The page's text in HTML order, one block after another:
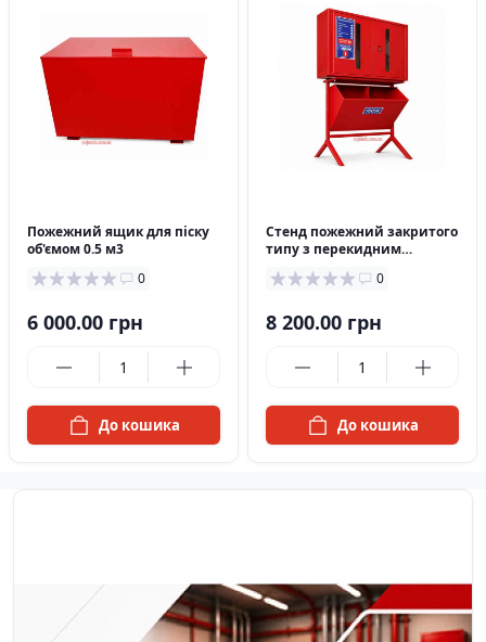
Пожежний ящик для піску
об'ємом 0.5 м3
0
6 000.00 грн
До кошика
Стенд пожежний закритого
типу з перекидним
0
8 200.00 грн
До кошика